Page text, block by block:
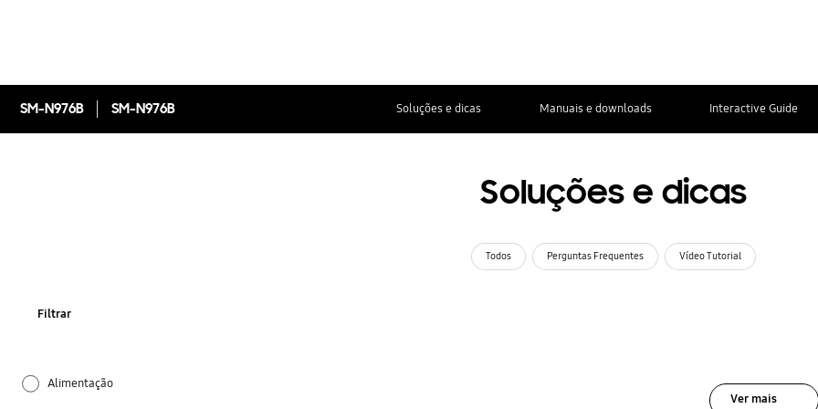
SM-N976B SM-N976B Soluções e dicas Manuais e downloads Interactive Guide
Soluções e dicas
Todos Perguntas Frequentes Vídeo Tutorial
Filtrar
Alimentação
Ver mais